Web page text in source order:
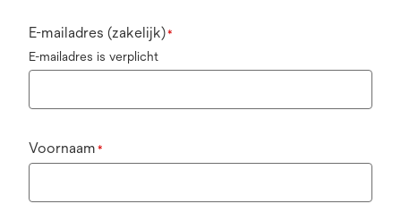
E-mailadres (zakelijk)*
E-mailadres is verplicht
Voornaam *